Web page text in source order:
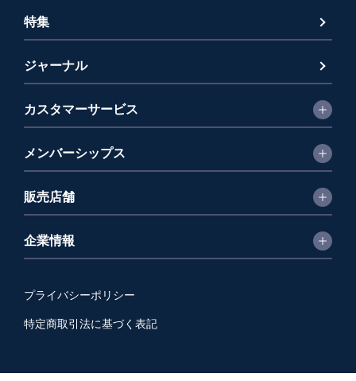
特集
ジャーナル
カスタマーサービス
メンバーシップス
販売店舗
企業情報
プライバシーポリシー
特定商取引法に基づく表記